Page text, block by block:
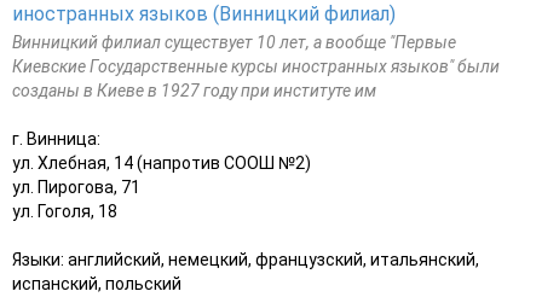
иностранных языков (Винницкий филиал)
Винницкий филиал существует 10 лет, а вообще "Первые
Киевские Государственные курсы иностранных языков" были
созданы в Киеве в 1927 году при институте им
г. Винница:
ул. Хлебная, 14 (напротив СООШ №2)
ул. Пирогова, 71
ул. Гоголя, 18
Языки: английский, немецкий, французский, итальянский,
испанский, польский